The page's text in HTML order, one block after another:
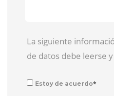
La siguiente
de datos debe leerse
Estoy de acuerdo*